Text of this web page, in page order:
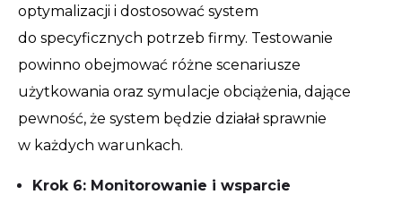
optymalizacji i dostosować system
do specyficznych potrzeb firmy. Testowanie
powinno obejmować różne scenariusze
użytkowania oraz symulacje obciążenia, dające
pewność, że system będzie działał sprawnie
w każdych warunkach.
Krok 6: Monitorowanie i wsparcie